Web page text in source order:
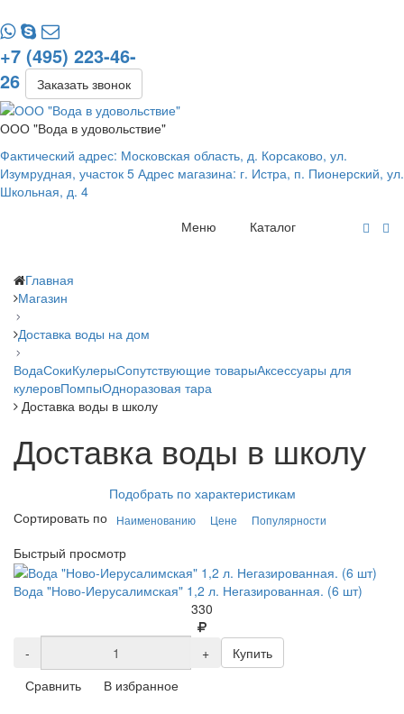
+7 (495) 223-46-
26
Заказать звонок
ООО "Вода в удовольствие"
Фактический адрес: Московская область, д. Корсаково, ул.
Изумрудная, участок 5 Адрес магазина: г. Истра, п. Пионерский, ул.
Школьная, д. 4
Каталог
Меню
Главная
Магазин
Доставка воды на дом
ВодаСокиКулерыСопутствующие товарыАксессуары для
кулеровПомпыОдноразовая тара
Доставка воды в школу
Доставка воды в школу
Подобрать по характеристикам
Сортировать по
Наименованию Цене Популярности
Быстрый просмотр
Вода "Ново-Иерусалимская" 1,2 л. Негазированная. (6 шт)
330
- +
Купить
Сравнить
В избранное